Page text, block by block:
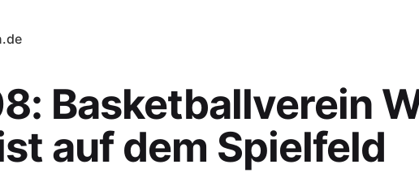
Basketballverein
auf dem Spielfeld